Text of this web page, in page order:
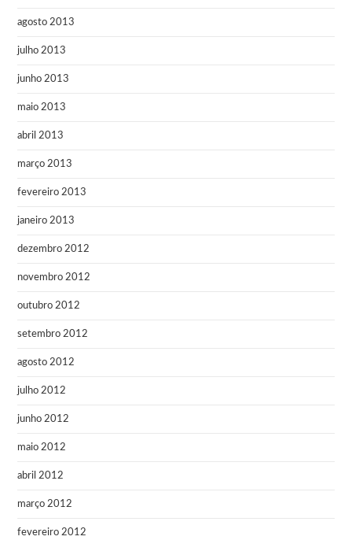
agosto 2013
julho 2013
junho 2013
maio 2013
abril 2013
março 2013
fevereiro 2013
janeiro 2013
dezembro 2012
novembro 2012
outubro 2012
setembro 2012
agosto 2012
julho 2012
junho 2012
maio 2012
abril 2012
março 2012
fevereiro 2012